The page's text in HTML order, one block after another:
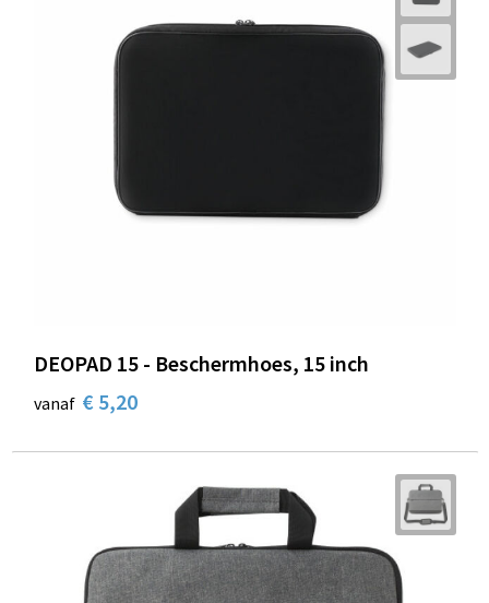
DEOPAD 15 - Beschermhoes, 15 inch
vanaf € 5,20